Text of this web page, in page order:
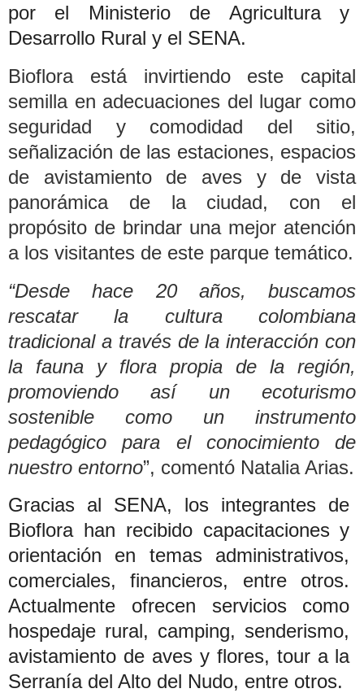
por el Ministerio de Agricultura y
Desarrollo Rural y el SENA.
Bioflora está invirtiendo este capital
semilla en adecuaciones del lugar como
seguridad y comodidad del sitio,
señalización de las estaciones, espacios
de avistamiento de aves y de vista
panorámica de la ciudad, con el
propósito de brindar una mejor atención
a los visitantes de este parque temático.
“Desde hace 20 años, buscamos
rescatar la cultura colombiana
tradicional a través de la interacción con
la fauna y flora propia de la región,
promoviendo así un ecoturismo
sostenible como un instrumento
pedagógico para el conocimiento de
nuestro entorno”, comentó Natalia Arias.
Gracias al SENA, los integrantes de
Bioflora han recibido capacitaciones y
orientación en temas administrativos,
comerciales, financieros, entre otros.
Actualmente ofrecen servicios como
hospedaje rural, camping, senderismo,
avistamiento de aves y flores, tour a la
Serranía del Alto del Nudo, entre otros.